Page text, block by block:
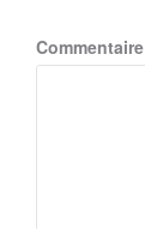
Commentaire